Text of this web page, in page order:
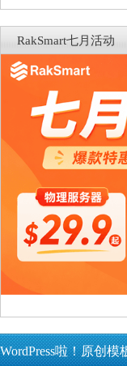
RakSmart七月活动
WordPress啦！原创模